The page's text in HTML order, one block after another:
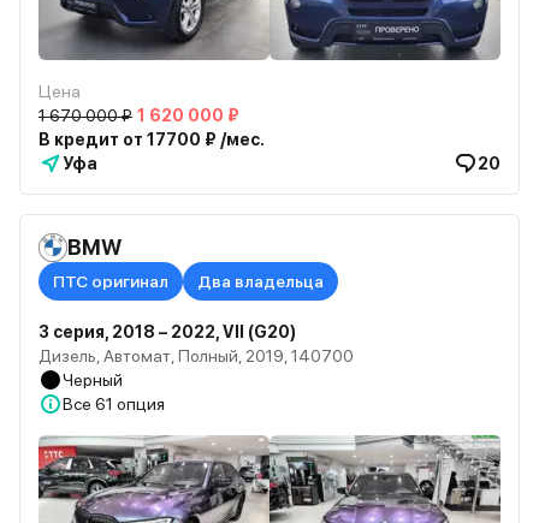
Цена
1 670 000 ₽ 1 620 000 ₽
В кредит от 17700 ₽ /мес.
Уфа
20
BMW
ПТС оригинал Два владельца
3 серия, 2018 – 2022, VII (G20)
Дизель, Автомат, Полный, 2019, 140700
Черный
Все 61 опция